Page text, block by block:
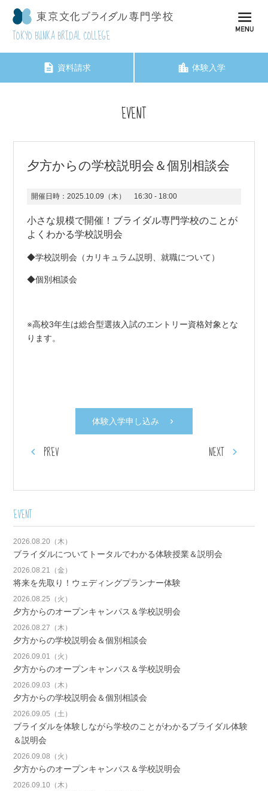
TOKYO BUNKA BRIDAL COLLEGE
資料請求 体験入学
EVENT
夕方からの学校説明会＆個別相談会
開催日時： 2025.10.09（木） 16:30 - 18:00
小さな規模で開催！ブライダル専門学校のことが
よくわかる学校説明会
◆学校説明会（カリキュラム説明、就職について）
◆個別相談会
※高校3年生は総合型選抜入試のエントリー資格対象とな
ります。
体験入学申し込み
PREV NEXT
EVENT
2026.08.20（木）
ブライダルについてトータルでわかる体験授業＆説明会
2026.08.21（金）
将来を先取り！ウェディングプランナー体験
2026.08.25（火）
夕方からのオープンキャンパス＆学校説明会
2026.08.27（木）
夕方からの学校説明会＆個別相談会
2026.09.01（火）
夕方からのオープンキャンパス＆学校説明会
2026.09.03（木）
夕方からの学校説明会＆個別相談会
2026.09.05（土）
ブライダルを体験しながら学校のことがわかるブライダル体験
＆説明会
2026.09.08（火）
夕方からのオープンキャンパス＆学校説明会
2026.09.10（木）